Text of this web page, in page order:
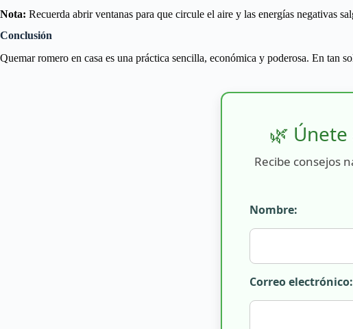
Nota: Recuerda abrir ventanas para que circule el aire y las energías negativas
Conclusión
Quemar romero en casa es una práctica sencilla, económica y poderosa. En tan
🌿
Recibe consejos
Nombre:
Correo electrónico: